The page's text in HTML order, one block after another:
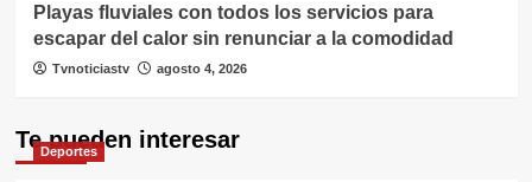
Playas fluviales con todos los servicios para
escapar del calor sin renunciar a la comodidad
Tvnoticiastv agosto 4, 2026
Te pueden interesar
Deportes